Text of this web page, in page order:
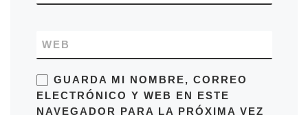
WEB
GUARDA MI NOMBRE, CORREO
ELECTRÓNICO Y WEB EN ESTE
NAVEGADOR PARA LA PRÓXIMA VEZ